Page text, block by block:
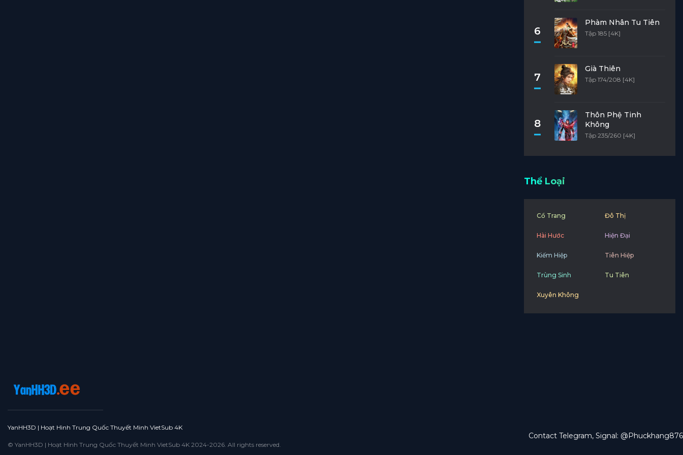
6
Phàm Nhân Tu Tiên
Tập 185 [4K]
7
Già Thiên
Tập 174/208 [4K]
8
Thôn Phệ Tinh
Không
Tập 235/260 [4K]
Thể Loại
Cổ Trang Đô Thị
Hài Hước Hiện Đại
Kiếm Hiệp Tiên Hiệp
Trùng Sinh Tu Tiên
Xuyên Không
YanHH3D | Hoạt Hình Trung Quốc Thuyết Minh VietSub 4K
Contact Telegram, Signal: @Phuckhang876
© YanHH3D | Hoạt Hình Trung Quốc Thuyết Minh VietSub 4K 2024-2026. All rights reserved.